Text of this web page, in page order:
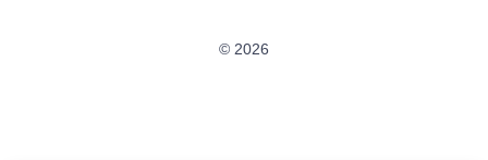
© 2026